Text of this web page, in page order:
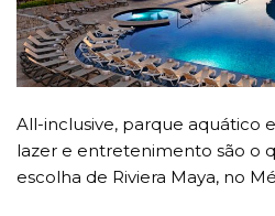
All-inclusive, parque aquático
lazer e entretenimento são o
escolha de Riviera Maya, no